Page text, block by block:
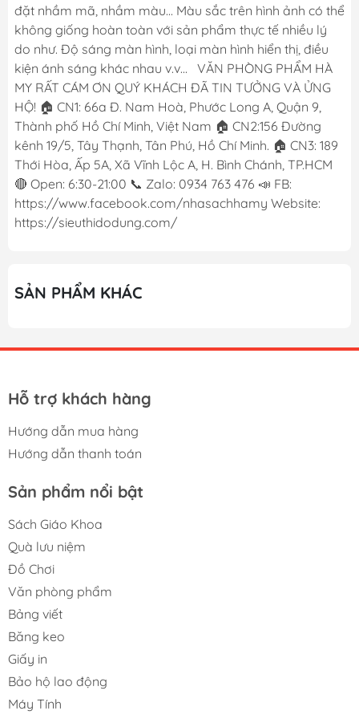
đặt nhầm mã, nhầm màu... Màu sắc trên hình ảnh có thể
không giống hoàn toàn với sản phẩm thực tế nhiều lý
do như. Độ sáng màn hình, loại màn hình hiển thị, điều
kiện ánh sáng khác nhau v.v... VĂN PHÒNG PHẨM HÀ
MY RẤT CÁM ƠN QUÝ KHÁCH ĐÃ TIN TƯỞNG VÀ ỬNG
HỘ! 🏠 CN1: 66a Đ. Nam Hoà, Phước Long A, Quận 9,
Thành phố Hồ Chí Minh, Việt Nam 🏠 CN2:156 Đường
kênh 19/5, Tây Thạnh, Tân Phú, Hồ Chí Minh. 🏠 CN3: 189
Thới Hòa, Ấp 5A, Xã Vĩnh Lộc A, H. Bình Chánh, TP.HCM
🔴 Open: 6:30-21:00 📞 Zalo: 0934 763 476 📣 FB:
https://www.facebook.com/nhasachhamy Website:
https://sieuthidodung.com/
SẢN PHẨM KHÁC
Hỗ trợ khách hàng
Hướng dẫn mua hàng
Hướng dẫn thanh toán
Sản phẩm nổi bật
Sách Giáo Khoa
Quà lưu niệm
Đồ Chơi
Văn phòng phẩm
Bảng viết
Băng keo
Giấy in
Bảo hộ lao động
Máy Tính